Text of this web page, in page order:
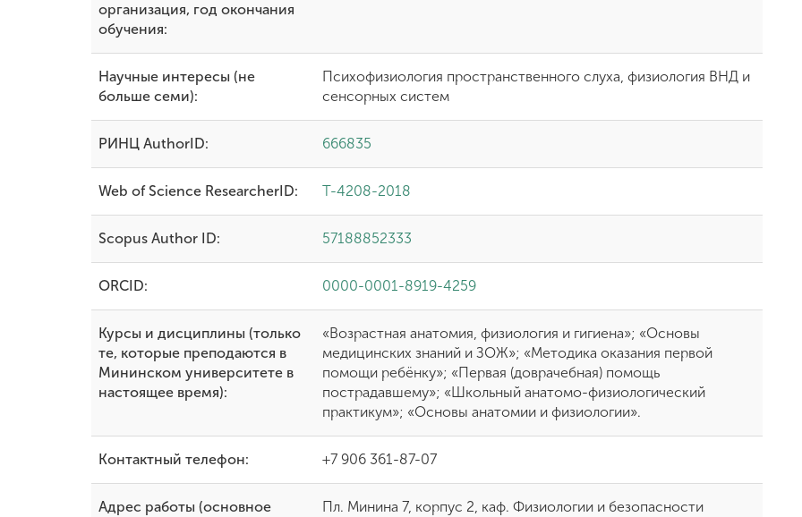
организация, год окончания
обучения:
Научные интересы (не
больше семи):
Психофизиология пространственного слуха, физиология ВНД и
сенсорных систем
РИНЦ AuthorID: 666835
Web of Science ResearcherID: T-4208-2018
Scopus Author ID: 57188852333
ORCID: 0000-0001-8919-4259
Курсы и дисциплины (только
те, которые преподаются в
Мининском университете в
настоящее время):
«Возрастная анатомия, физиология и гигиена»; «Основы
медицинских знаний и ЗОЖ»; «Методика оказания первой
помощи ребёнку»; «Первая (доврачебная) помощь
пострадавшему»; «Школьный анатомо-физиологический
практикум»; «Основы анатомии и физиологии».
Контактный телефон: +7 906 361-87-07
Адрес работы (основное
Пл. Минина 7, корпус 2, каф. Физиологии и безопасности